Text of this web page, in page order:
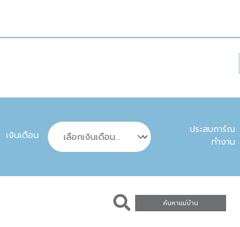
เงินเดือน
ประสบการ์ณ
ทำงาน
ค้นหาแม่บ้าน